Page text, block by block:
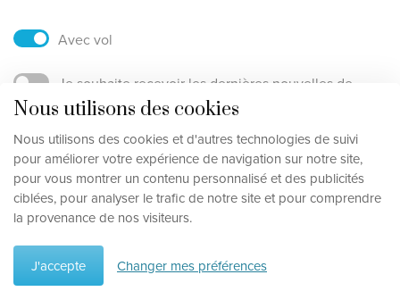
Nous utilisons des cookies
Nous utilisons des cookies et d'autres technologies de suivi
pour améliorer votre expérience de navigation sur notre site,
pour vous montrer un contenu personnalisé et des publicités
ciblées, pour analyser le trafic de notre site et pour comprendre
la provenance de nos visiteurs.
J'accepte Changer mes préférences
Itinéraire de voyage
Avec vol
Je souhaite recevoir les dernières nouvelles de
voyage personnalisées, y compris les dernières
En soumettant ce formulaire (et éventuellement en
vous inscrivant à la newsletter), j'accepte le
traitement de mes données personnelles telles que